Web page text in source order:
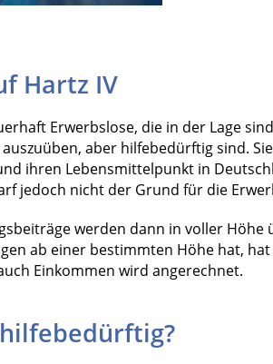
Hartz IV
Erwerbslose, die in der Lage
aber hilfebedürftig sind.
ihren Lebensmittelpunkt in
jedoch nicht der Grund für die
werden dann in voller Höhe
ab einer bestimmten Höhe hat,
Einkommen wird angerechnet.
Nach